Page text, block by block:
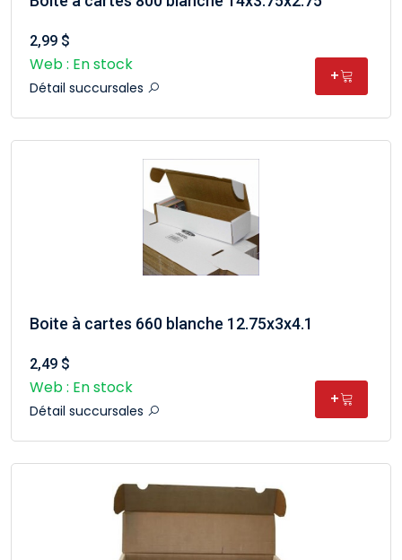
2,99 $
Web : En stock
Détail succursales
+
Boite à cartes 660 blanche 12.75x3x4.1
2,49 $
Web : En stock
Détail succursales
+